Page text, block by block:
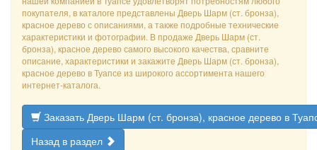
покупателя, в каталоге представлены Дверь Шарм (ст. бронза),
красное дерево с описаниями, а также подробные технические
характеристики и фотографии. В продаже Дверь Шарм (ст.
бронза), красное дерево самого высокого качества, сравните
описание, характеристики и закажите Дверь Шарм (ст. бронза),
красное дерево в Туапсе из широкого ассортимента нашего
интернет-каталога.
Заказать Дверь Шарм (ст. бронза), красное дерево в
Назад в раздел